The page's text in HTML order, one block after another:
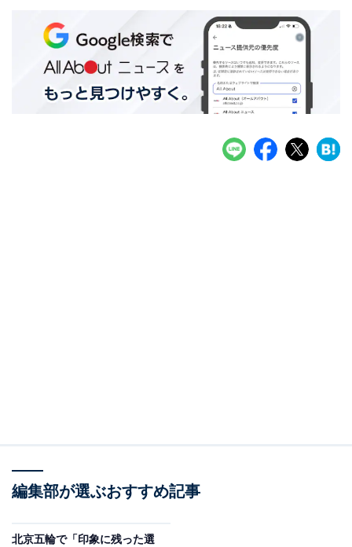
編集部が選ぶおすすめ記事
北京五輪で「印象に残った選